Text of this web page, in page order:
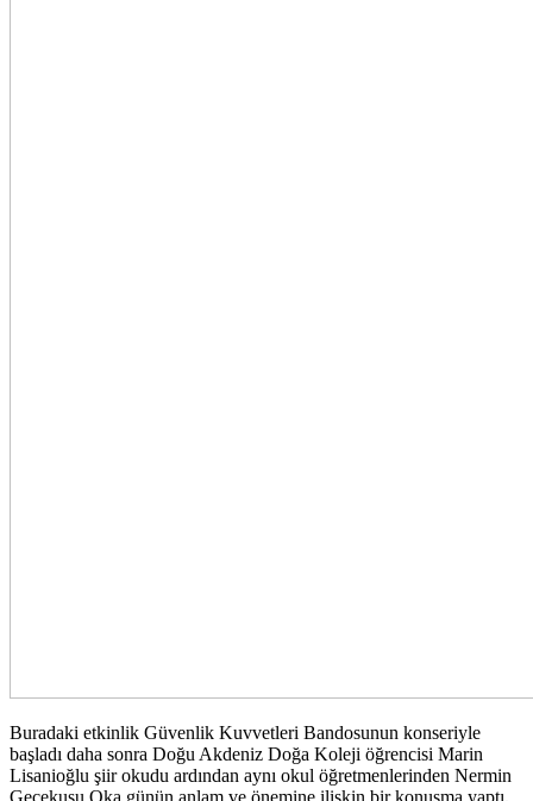
Buradaki etkinlik Güvenlik Kuvvetleri Bandosunun konseriyle
başladı daha sonra Doğu Akdeniz Doğa Koleji öğrencisi Marin
Lisanioğlu şiir okudu ardından aynı okul öğretmenlerinden Nermin
Gecekuşu Oka günün anlam ve önemine ilişkin bir konuşma yaptı.